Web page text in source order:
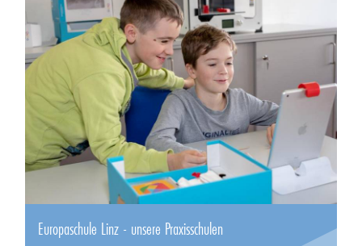
Europaschule Linz - unsere Praxisschulen